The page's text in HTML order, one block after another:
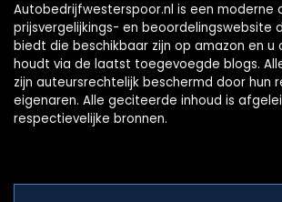
Autobedrijfwesterspoor.nl is een moderne
prijsvergelijkings- en beoordelingswebsite
biedt die beschikbaar zijn op amazon en u
houdt via de laatst toegevoegde blogs.
zijn auteursrechtelijk beschermd door hun
eigenaren. Alle geciteerde inhoud is
respectievelijke bronnen.